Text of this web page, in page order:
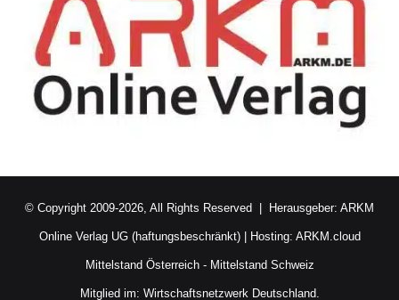
© Copyright 2009-2026, All Rights Reserved | Herausgeber: ARKM
Online Verlag UG (haftungsbeschränkt)| Hosting: ARKM.cloud
Mittelstand Österreich- Mittelstand Schweiz
Mitglied im: Wirtschaftsnetzwerk Deutschland.